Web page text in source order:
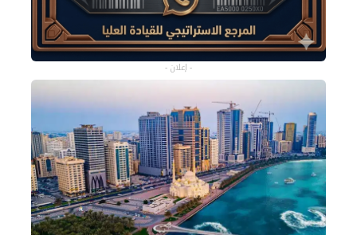
- إعلان -